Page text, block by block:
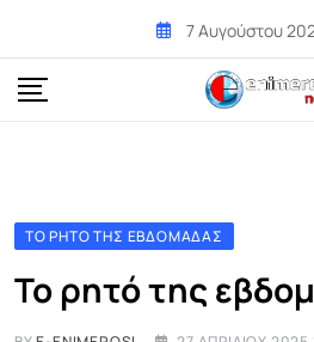
content
7 Αυγούστου
ΤΟ ΡΗΤΌ ΤΗΣ ΕΒΔΟΜΆΔΑΣ
Το ρητό της